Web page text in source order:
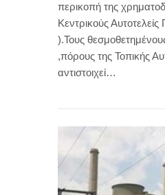
περικοπή της
Κεντρικούς
).Τους
,πόρους της Τοπικής
αντιστοιχεί…